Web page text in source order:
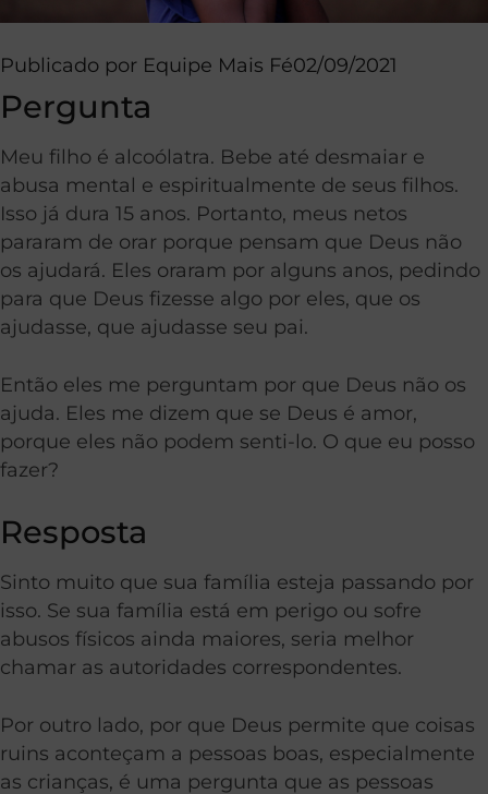
Publicado por Equipe Mais Fé02/09/2021
Pergunta
Meu filho é alcoólatra. Bebe até desmaiar e
abusa mental e espiritualmente de seus filhos.
Isso já dura 15 anos. Portanto, meus netos
pararam de orar porque pensam que Deus não
os ajudará. Eles oraram por alguns anos, pedindo
para que Deus fizesse algo por eles, que os
ajudasse, que ajudasse seu pai.
Então eles me perguntam por que Deus não os
ajuda. Eles me dizem que se Deus é amor,
porque eles não podem senti-lo. O que eu posso
fazer?
Resposta
Sinto muito que sua família esteja passando por
isso. Se sua família está em perigo ou sofre
abusos físicos ainda maiores, seria melhor
chamar as autoridades correspondentes.
Por outro lado, por que Deus permite que coisas
ruins aconteçam a pessoas boas, especialmente
as crianças, é uma pergunta que as pessoas